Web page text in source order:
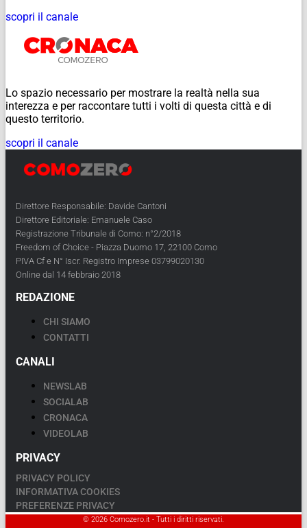
scopri il canale
Lo spazio necessario per mostrare la realtà nella sua
interezza e per raccontare tutti i volti di questa città e di
questo territorio.
scopri il canale
Direttore Responsabile: Davide Cantoni
Direttore Editoriale: Emanuele Caso
Registrazione Tribunale di Como: n°2/2018
Freedom of Choice - Piazza Duomo 17, 22100 Como
PIVA Cf e N° Iscr. Registro Imprese 03799020130
Online dal 14 febbraio 2018
REDAZIONE
CHI SIAMO
CONTATTI
CANALI
NEWSLAB
SOCIALAB
CRONACA
VIDEOLAB
PRIVACY
PRIVACY POLICY
INFORMATIVA COOKIES
PREFERENZE PRIVACY
© 2026 Comozero.it - Tutti i diritti riservati.